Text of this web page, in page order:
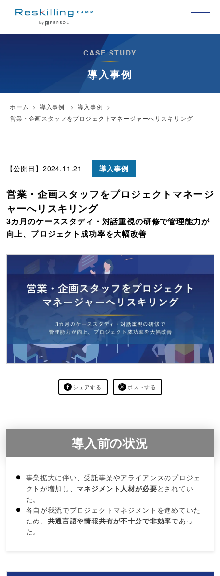
CASE STUDY
導入事例
ホーム 導入事例
導入事例
営業・企画スタッフをプロジェクトマネージャーへリスキリング
【公開日】2024.11.21 導入事例
営業・企画スタッフをプロジェクトマネージ
ャーへリスキリング
3カ月のケーススタディ・対話重視の研修で管理能力が
向上、プロジェクト成功率を大幅改善
シェアする ポストする
導入前の状況
事業拡大に伴い、受託事業やアライアンスのプロジェ
クトが増加し、 マネジメント人材が必要とされてい
た。
各自が我流でプロジェクトマネジメントを進めていた
ため、共通言語や情報共有が不十分で非効率であっ
た。